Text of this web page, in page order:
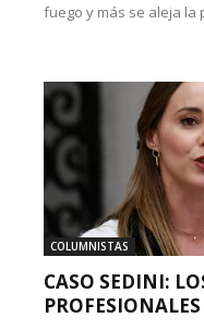
fuego y más se aleja la
COLUMNISTAS
CASO SEDINI:
PROFESIONALES